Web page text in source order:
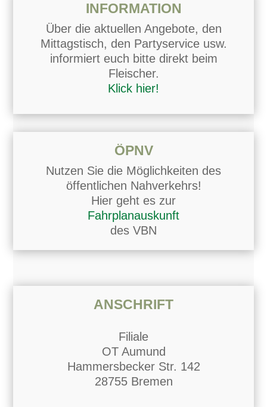
INFORMATION
Über die aktuellen Angebote, den
Mittagstisch, den Partyservice usw.
informiert euch bitte direkt beim
Fleischer.
Klick hier!
ÖPNV
Nutzen Sie die Möglichkeiten des
öffentlichen Nahverkehrs!
Hier geht es zur
Fahrplanauskunft
des VBN
ANSCHRIFT
Filiale
OT Aumund
Hammersbecker Str. 142
28755 Bremen